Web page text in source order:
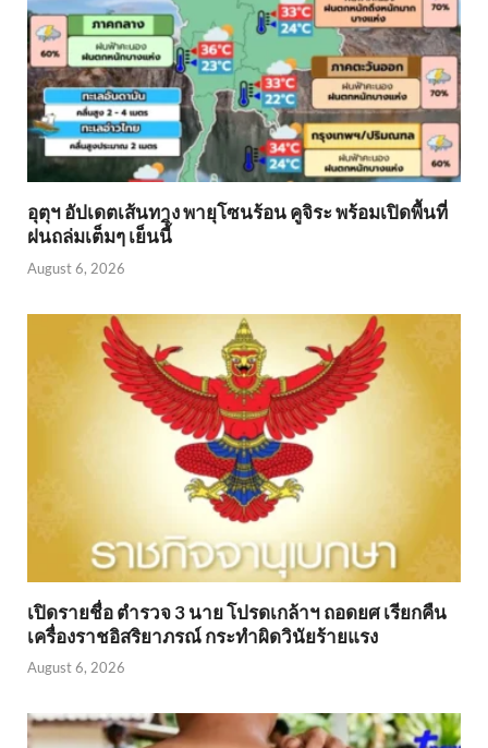
อุตุฯ อัปเดตเส้นทาง พายุโซนร้อน คูจิระ พร้อมเปิดพื้นที่
ฝนถล่มเต็มๆ เย็นนี้ิ
August 6, 2026
เปิดรายชื่อ ตำรวจ 3 นาย โปรดเกล้าฯ ถอดยศ เรียกคืน
เครื่องราชอิสริยาภรณ์ กระทำผิดวินัยร้ายแรง
August 6, 2026